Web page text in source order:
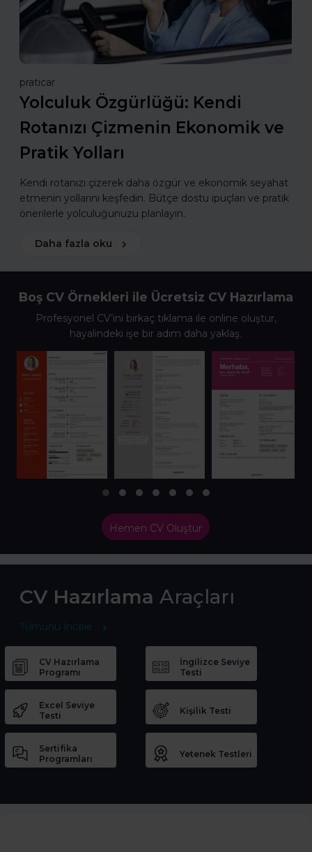
praticar
Yolculuk Özgürlüğü: Kendi
Rotanızı Çizmenin Ekonomik ve
Pratik Yolları
Kendi rotanızı çizerek daha özgür ve ekonomik seyahat
etmenin yollarını keşfedin. Bütçe dostu ipuçları ve pratik
önerilerle yolculuğunuzu planlayın.
Daha fazla oku
Boş CV Örnekleri ile Ücretsiz CV Hazırlama
Profesyonel CV’ini birkaç tıklama ile online oluştur,
hayalindeki işe bir adım daha yaklaş.
Hemen CV Oluştur
CV Hazırlama Araçları
Tümünü İncele
CV Hazırlama
Programı
İngilizce Seviye
Testi
Excel Seviye
Testi
Kişilik Testi
Sertifika
Programları
Yetenek Testleri